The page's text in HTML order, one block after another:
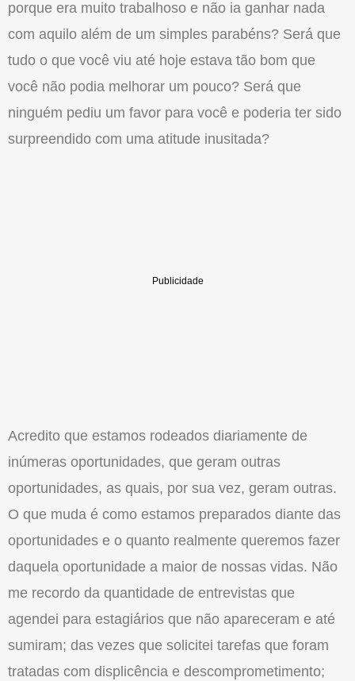
porque era muito trabalhoso e não ia ganhar nada
com aquilo além de um simples parabéns? Será que
tudo o que você viu até hoje estava tão bom que
você não podia melhorar um pouco? Será que
ninguém pediu um favor para você e poderia ter sido
surpreendido com uma atitude inusitada?
Acredito que estamos rodeados diariamente de
inúmeras oportunidades, que geram outras
oportunidades, as quais, por sua vez, geram outras.
O que muda é como estamos preparados diante das
oportunidades e o quanto realmente queremos fazer
daquela oportunidade a maior de nossas vidas. Não
me recordo da quantidade de entrevistas que
agendei para estagiários que não apareceram e até
sumiram; das vezes que solicitei tarefas que foram
tratadas com displicência e descomprometimento;